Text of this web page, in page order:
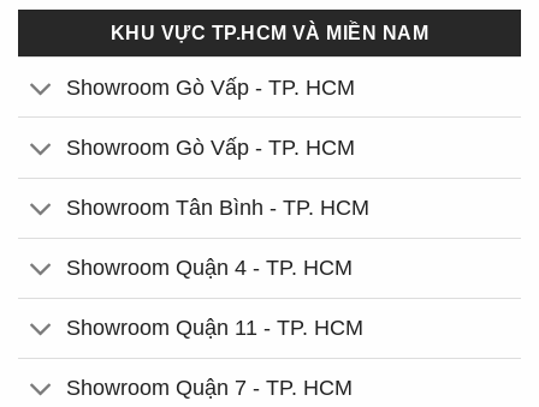
KHU VỰC TP.HCM VÀ MIỀN NAM
Showroom Gò Vấp - TP. HCM
Showroom Gò Vấp - TP. HCM
Showroom Tân Bình - TP. HCM
Showroom Quận 4 - TP. HCM
Showroom Quận 11 - TP. HCM
Showroom Quận 7 - TP. HCM